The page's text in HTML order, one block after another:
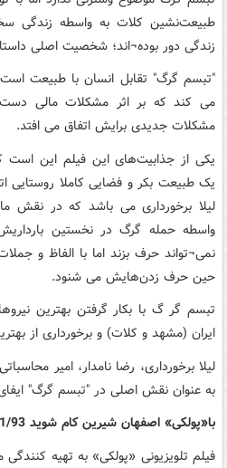
طبیعت‌نشین کلات به واسطه زندگی
زندگی دور بوده‌¬اند؛ شخصیت اصلی
"تبسم گرگ" تقابل انسان با طبیعت
می کند که بر اثر مشکلات مالی
مشکلات جدیدی برایش اتفاق می افتد.
یکی از جذابیت‌های این فیلم این
یک طبیعت بکر و فضایی کاملا روستایی
لیلا برخورداری می باشد که در نقش
واسطه حمله گرگ در نخستین
نمی‌¬تواند حرف بزند اما با الفاظ و
حین حرف زدن‌هایش می شنود.
تبسم گر گ با بکار گرفتن بهترین
ایران (مشهد و کلات) و برخورداری از
لیلا برخورداری، رضا نامدار، امیر
به عنوان نقش اصلی در "تبسم گرگ"
با«پولکی» اصفهان شیرین کام شوید 3/1/93
فیلم تلویزیونی «پولکی» به تهیه